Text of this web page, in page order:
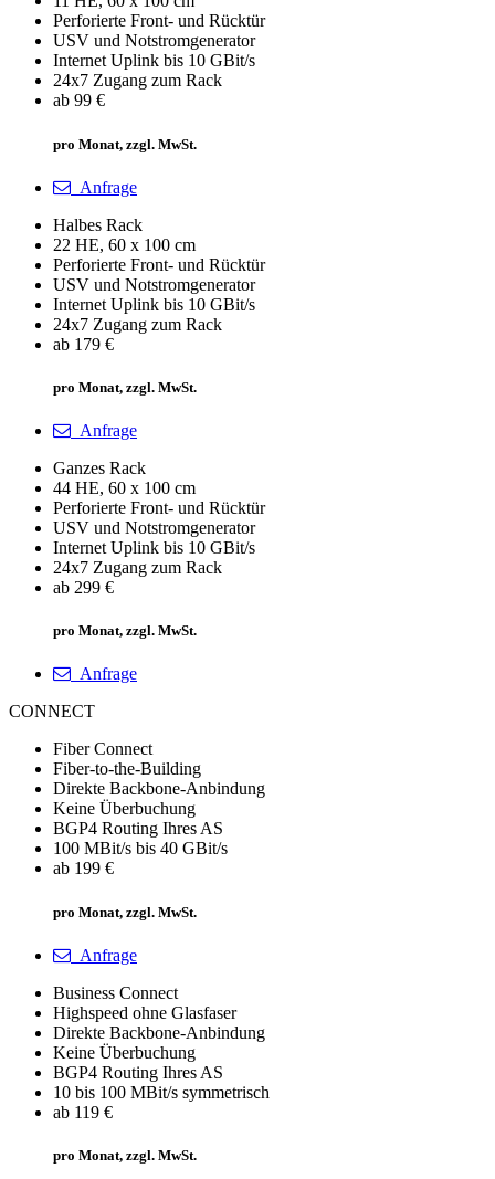
Perforierte Front- und Rücktür
USV und Notstromgenerator
Internet Uplink bis 10 GBit/s
24x7 Zugang zum Rack
ab 99 €
pro Monat, zzgl. MwSt.
Anfrage
Halbes Rack
22 HE, 60 x 100 cm
Perforierte Front- und Rücktür
USV und Notstromgenerator
Internet Uplink bis 10 GBit/s
24x7 Zugang zum Rack
ab 179 €
pro Monat, zzgl. MwSt.
Anfrage
Ganzes Rack
44 HE, 60 x 100 cm
Perforierte Front- und Rücktür
USV und Notstromgenerator
Internet Uplink bis 10 GBit/s
24x7 Zugang zum Rack
ab 299 €
pro Monat, zzgl. MwSt.
Anfrage
CONNECT
Fiber Connect
Fiber-to-the-Building
Direkte Backbone-Anbindung
Keine Überbuchung
BGP4 Routing Ihres AS
100 MBit/s bis 40 GBit/s
ab 199 €
pro Monat, zzgl. MwSt.
Anfrage
Business Connect
Highspeed ohne Glasfaser
Direkte Backbone-Anbindung
Keine Überbuchung
BGP4 Routing Ihres AS
10 bis 100 MBit/s symmetrisch
ab 119 €
pro Monat, zzgl. MwSt.